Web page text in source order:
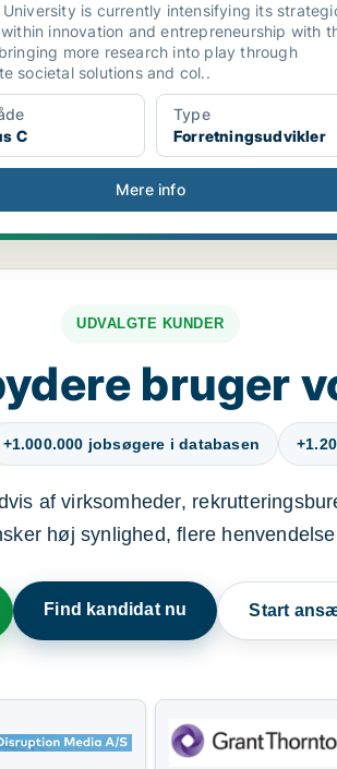
University is currently intensifying its
innovation and entrepreneurship with
more research into play through
societal solutions and col..
C
Type
Forretningsudvikler
Mere info
UDVALGTE KUNDER
bruger
+1.000.000 jobsøgere i databasen
af virksomheder,
høj synlighed, flere
Find kandidat nu Start